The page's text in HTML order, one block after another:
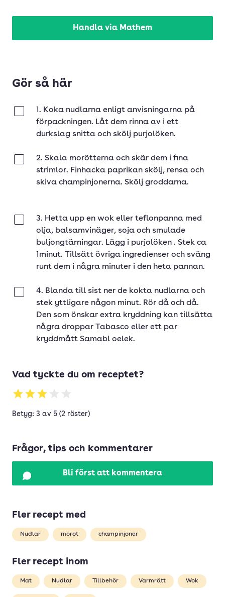
Handla via Mathem
Gör så här
1. Koka nudlarna enligt anvisningarna på
förpackningen. Låt dem rinna av i ett
durkslag snitta och skölj purjolöken.
2. Skala morötterna och skär dem i fina
strimlor. Finhacka paprikan skölj, rensa och
skiva champinjonerna. Skölj groddarna.
3. Hetta upp en wok eller teflonpanna med
olja, balsamvinäger, soja och smulade
buljongtärningar. Lägg i purjolöken . Stek ca
1minut. Tillsätt övriga ingredienser och sväng
runt dem i några minuter i den heta pannan.
4. Blanda till sist ner de kokta nudlarna och
stek yttligare någon minut. Rör då och då.
Den som önskar extra kryddning kan tillsätta
några droppar Tabasco eller ett par
kryddmått Samabl oelek.
Vad tyckte du om receptet?
Betyg: 3 av 5 (2 röster)
Frågor, tips och kommentarer
Bli först att kommentera
Fler recept med
Nudlar morot champinjoner
Fler recept inom
Mat Nudlar Tillbehör Varmrätt Wok